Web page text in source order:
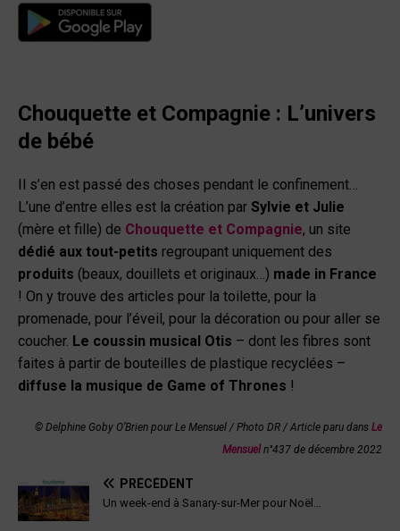
Chouquette et Compagnie : L’univers
de bébé
Il s’en est passé des choses pendant le confinement…
L’une d’entre elles est la création par Sylvie et Julie
(mère et fille) de Chouquette et Compagnie, un site
dédié aux tout-petits regroupant uniquement des
produits (beaux, douillets et originaux…) made in France
! On y trouve des articles pour la toilette, pour la
promenade, pour l’éveil, pour la décoration ou pour aller se
coucher. Le coussin musical Otis – dont les fibres sont
faites à partir de bouteilles de plastique recyclées –
diffuse la musique de Game of Thrones !
© Delphine Goby O’Brien pour Le Mensuel / Photo DR / Article paru dans Le
Mensuel n°437 de décembre 2022
PRÉCÉDENT
Un week-end à Sanary-sur-Mer pour Noël…